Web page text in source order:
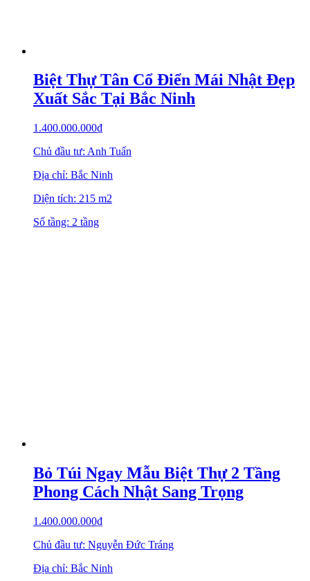
Biệt Thự Tân Cổ Điển Mái Nhật Đẹp
Xuất Sắc Tại Bắc Ninh
1.400.000.000₫
Chủ đầu tư: Anh Tuấn
Địa chỉ: Bắc Ninh
Diện tích: 215 m2
Số tầng: 2 tầng
Bỏ Túi Ngay Mẫu Biệt Thự 2 Tầng
Phong Cách Nhật Sang Trọng
1.400.000.000₫
Chủ đầu tư: Nguyễn Đức Tráng
Địa chỉ: Bắc Ninh